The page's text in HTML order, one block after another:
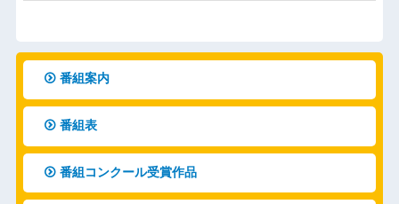
番組案内
番組表
番組コンクール受賞作品